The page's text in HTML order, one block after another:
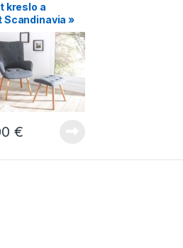
kreslo a
Scandinavia »
€